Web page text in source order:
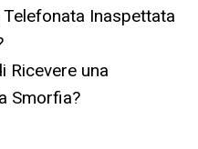
Inaspettata
Ricevere una
Smorfia?